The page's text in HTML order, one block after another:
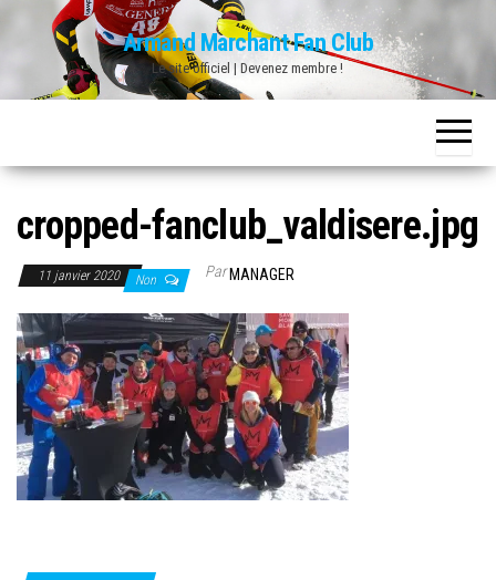
content
Armand Marchant Fan Club
Le site officiel | Devenez membre !
cropped-fanclub_valdisere.jpg
11 janvier 2020 Non ParMANAGER